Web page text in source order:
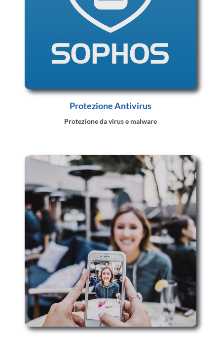
Protezione Antivirus
Protezione da virus e malware